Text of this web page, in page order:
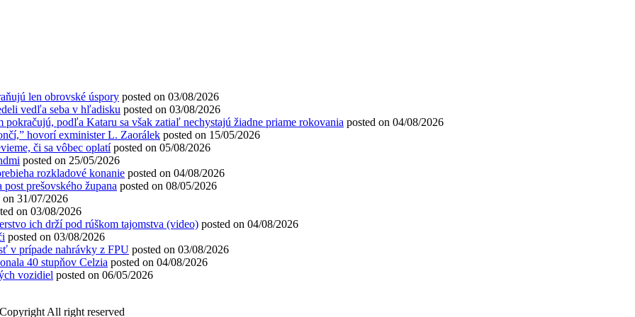
len obrovské úspory posted on 03/08/2026
vedľa seba v hľadisku posted on 03/08/2026
podľa Kataru sa však zatiaľ nechystajú žiadne priame rokovania posted on 04/08/2026
hovorí exminister L. Zaorálek posted on 15/05/2026
či sa vôbec oplatí posted on 05/08/2026
posted on 25/05/2026
rozkladové konanie posted on 04/08/2026
prešovského župana posted on 08/05/2026
on 31/07/2026
on 03/08/2026
ich drží pod rúškom tajomstva (video) posted on 04/08/2026
posted on 03/08/2026
v prípade nahrávky z FPU posted on 03/08/2026
40 stupňov Celzia posted on 04/08/2026
vozidiel posted on 06/05/2026
All right reserved